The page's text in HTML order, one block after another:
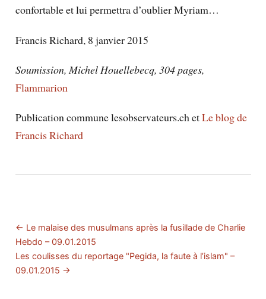
confortable et lui permettra d’oublier Myriam…
Francis Richard, 8 janvier 2015
Soumission, Michel Houellebecq, 304 pages,
Flammarion
Publication commune lesobservateurs.ch etLe blog de
Francis Richard
← Le malaise des musulmans après la fusillade de Charlie
Hebdo – 09.01.2015
Les coulisses du reportage "Pegida, la faute à l’islam" –
09.01.2015 →